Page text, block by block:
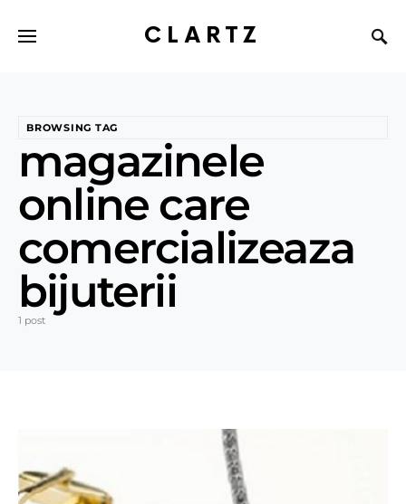
CLARTZ
BROWSING TAG
magazinele
online care
comercializeaza
bijuterii
1 post